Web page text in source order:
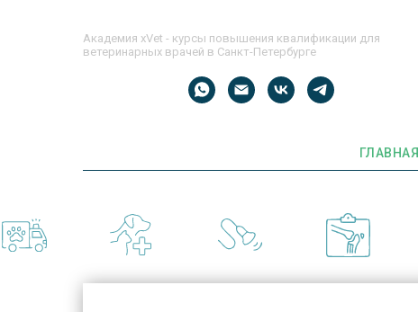
Академия xVet - курсы повышения квалификации для
ветеринарных врачей в Санкт-Петербурге
ГЛАВНАЯ